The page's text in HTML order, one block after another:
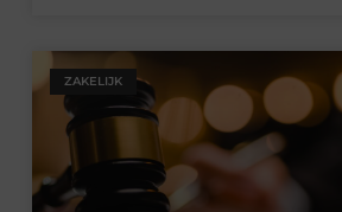
ZAKELIJK